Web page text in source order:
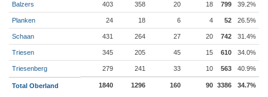
Balzers 403 358 20 18 799 39.2%
Planken 24 18 6 4 52 26.5%
Schaan 431 264 27 20 742 31.4%
Triesen 345 205 45 15 610 34.0%
Triesenberg 279 241 33 10 563 40.9%
Total Oberland 1840 1296 160 90 3386 34.7%